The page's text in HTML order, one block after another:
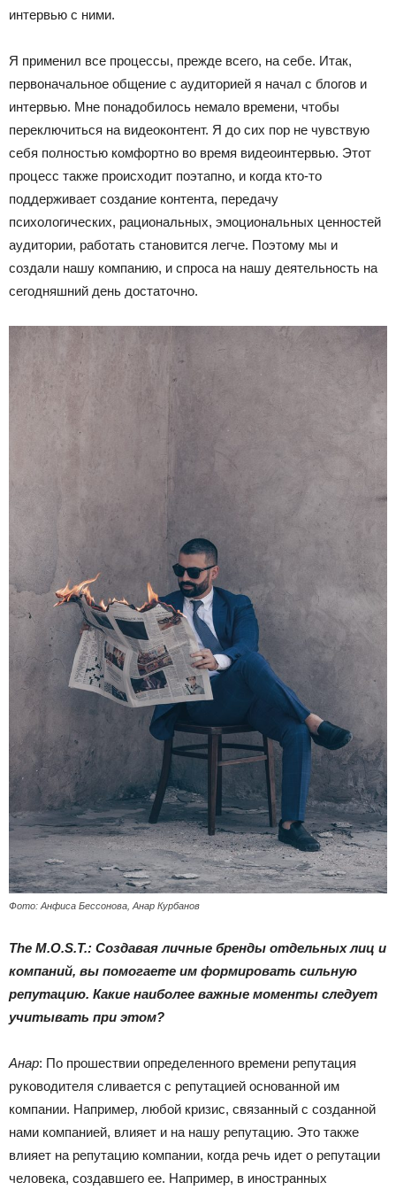
интервью с ними.
Я применил все процессы, прежде всего, на себе. Итак,
первоначальное общение с аудиторией я начал с блогов и
интервью. Мне понадобилось немало времени, чтобы
переключиться на видеоконтент. Я до сих пор не чувствую
себя полностью комфортно во время видеоинтервью. Этот
процесс также происходит поэтапно, и когда кто-то
поддерживает создание контента, передачу
психологических, рациональных, эмоциональных ценностей
аудитории, работать становится легче. Поэтому мы и
создали нашу компанию, и спроса на нашу деятельность на
сегодняшний день достаточно.
Фото: Анфиса Бессонова, Анар Курбанов
The M.O.S.T.: Создавая личные бренды отдельных лиц и
компаний, вы помогаете им формировать сильную
репутацию. Какие наиболее важные моменты следует
учитывать при этом?
Анар: По прошествии определенного времени репутация
руководителя сливается с репутацией основанной им
компании. Например, любой кризис, связанный с созданной
нами компанией, влияет и на нашу репутацию. Это также
влияет на репутацию компании, когда речь идет о репутации
человека, создавшего ее. Например, в иностранных